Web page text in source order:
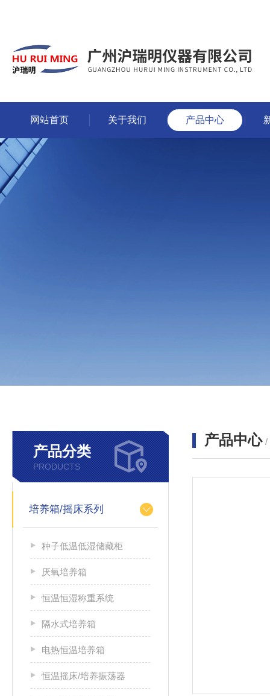
网站首页 关于我们 产品中心
产品分类
PRODUCTS
培养箱/摇床系列
种子低温低湿储藏柜
厌氧培养箱
恒温恒湿称重系统
隔水式培养箱
电热恒温培养箱
恒温摇床/培养振荡器
产品中心 /